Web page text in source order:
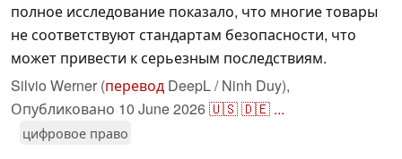
полное исследование показало, что многие товары
не соответствуют стандартам безопасности, что
может привести к серьезным последствиям.
Silvio Werner (перевод DeepL / Ninh Duy),
Опубликовано 10 June 2026🇺🇸🇩🇪 ...
цифровое право